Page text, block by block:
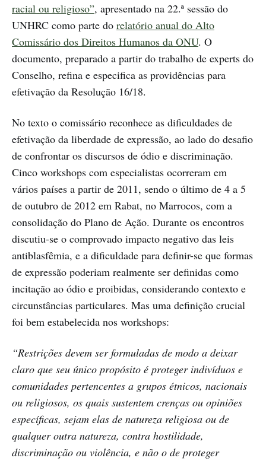
racial ou religioso”, apresentado na 22.ª sessão do
UNHRC como parte do relatório anual do Alto
Comissário dos Direitos Humanos da ONU. O
documento, preparado a partir do trabalho de experts do
Conselho, refina e especifica as providências para
efetivação da Resolução 16/18.
No texto o comissário reconhece as dificuldades de
efetivação da liberdade de expressão, ao lado do desafio
de confrontar os discursos de ódio e discriminação.
Cinco workshops com especialistas ocorreram em
vários países a partir de 2011, sendo o último de 4 a 5
de outubro de 2012 em Rabat, no Marrocos, com a
consolidação do Plano de Ação. Durante os encontros
discutiu-se o comprovado impacto negativo das leis
antiblasfêmia, e a dificuldade para definir-se que formas
de expressão poderiam realmente ser definidas como
incitação ao ódio e proibidas, considerando contexto e
circunstâncias particulares. Mas uma definição crucial
foi bem estabelecida nos workshops:
“Restrições devem ser formuladas de modo a deixar
claro que seu único propósito é proteger indivíduos e
comunidades pertencentes a grupos étnicos, nacionais
ou religiosos, os quais sustentem crenças ou opiniões
específicas, sejam elas de natureza religiosa ou de
qualquer outra natureza, contra hostilidade,
discriminação ou violência, e não o de proteger